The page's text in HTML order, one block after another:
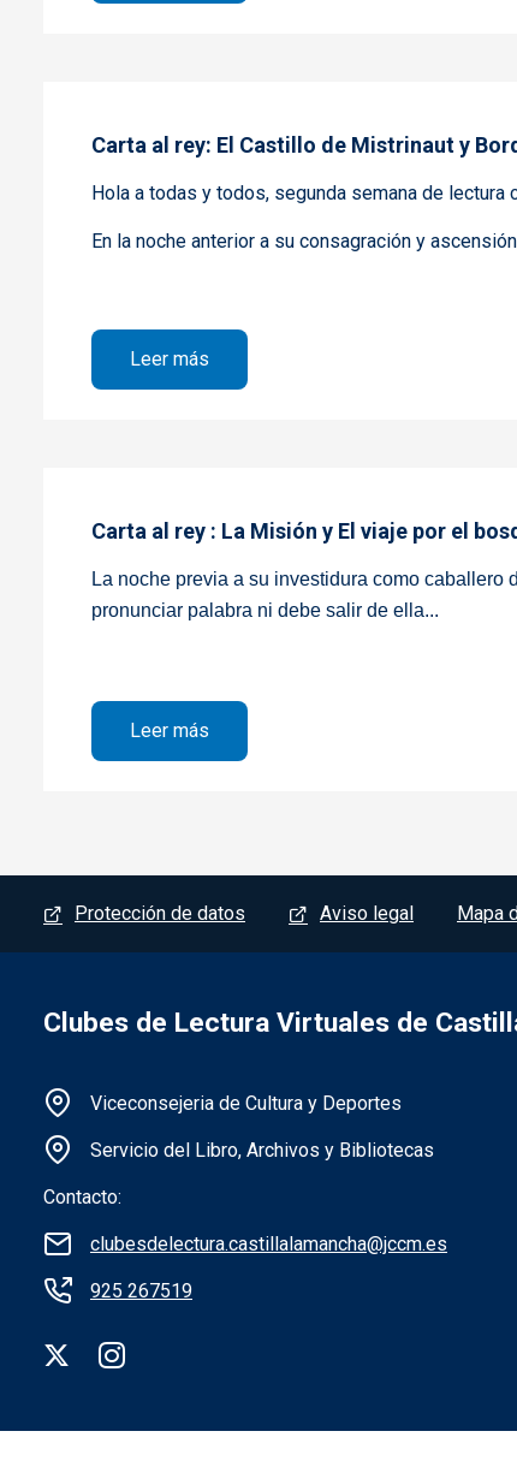
Carta al rey: El Castillo de Mistrinaut y
Hola a todas y todos, segunda semana de
En la noche anterior a su consagración y ascensión
Leer más
Carta al rey : La Misión y El viaje por el
La noche previa a su investidura como caballero
pronunciar palabra ni debe salir de ella...
Leer más
Menú del pie
Protección de datos Aviso legal Mapa
Clubes de Lectura Virtuales de
Información de la institución
Viceconsejeria de Cultura y Deportes
Servicio del Libro, Archivos y Bibliotecas
Contacto:
clubesdelectura.castillalamancha@jccm.es
925 267519
Redes sociales institución